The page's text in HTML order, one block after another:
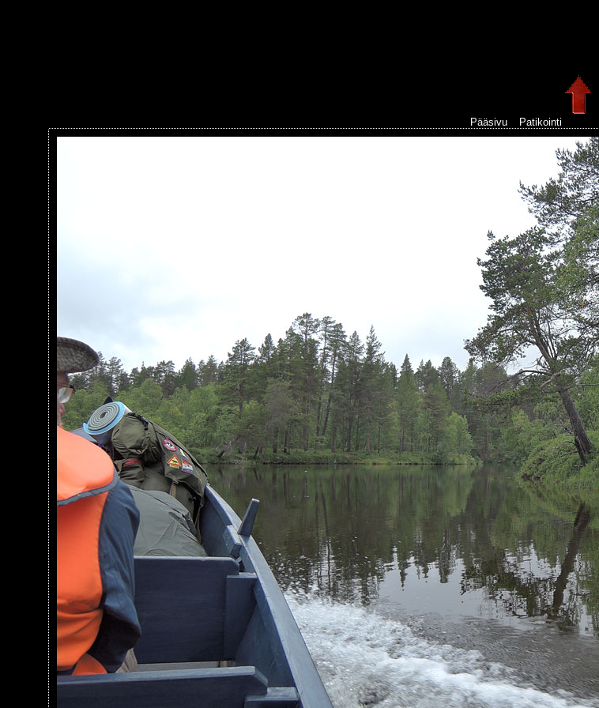
Pääsivu Patikointi